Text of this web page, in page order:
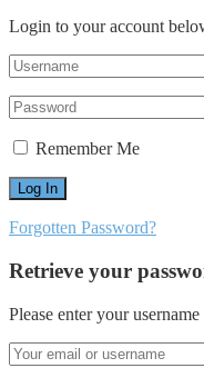
Login to your account
Remember Me
Forgotten Password?
Retrieve your
Please enter your